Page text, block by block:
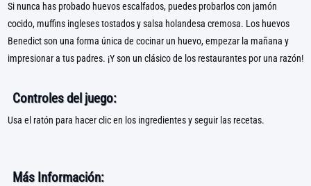
Si nunca has probado huevos escalfados, puedes probarlos con jamón
cocido, muffins ingleses tostados y salsa holandesa cremosa. Los huevos
Benedict son una forma única de cocinar un huevo, empezar la mañana y
impresionar a tus padres. ¡Y son un clásico de los restaurantes por una razón!
Controles del juego:
Usa el ratón para hacer clic en los ingredientes y seguir las recetas.
Más Información: